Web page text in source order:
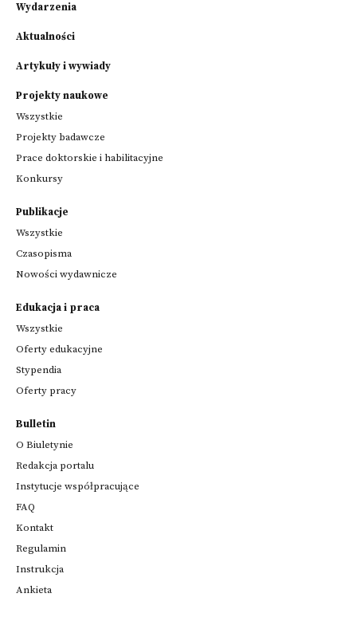
Wydarzenia
Aktualności
Artykuły i wywiady
Projekty naukowe
Wszystkie
Projekty badawcze
Prace doktorskie i habilitacyjne
Konkursy
Publikacje
Wszystkie
Czasopisma
Nowości wydawnicze
Edukacja i praca
Wszystkie
Oferty edukacyjne
Stypendia
Oferty pracy
Bulletin
O Biuletynie
Redakcja portalu
Instytucje współpracujące
FAQ
Kontakt
Regulamin
Instrukcja
Ankieta